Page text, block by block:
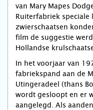
van Mary Mapes
Ruiterfabriek
zwierschaatsen
film de suggestie
Hollandse
In het voorjaar van
fabriekspand aan de
Utingeradeel (thans
wordt gesloopt en er
aangelegd. Als